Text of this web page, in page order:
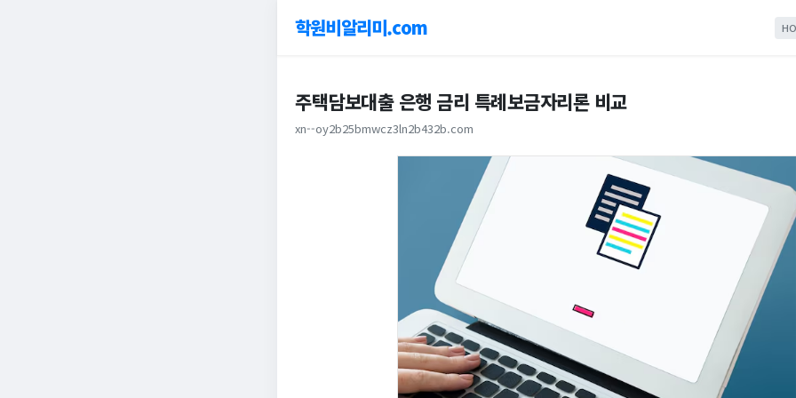
학원비알리미.com
주택담보대출 은행 금리 특례보금자리론 비교
xn--oy2b25bmwcz3ln2b432b.com